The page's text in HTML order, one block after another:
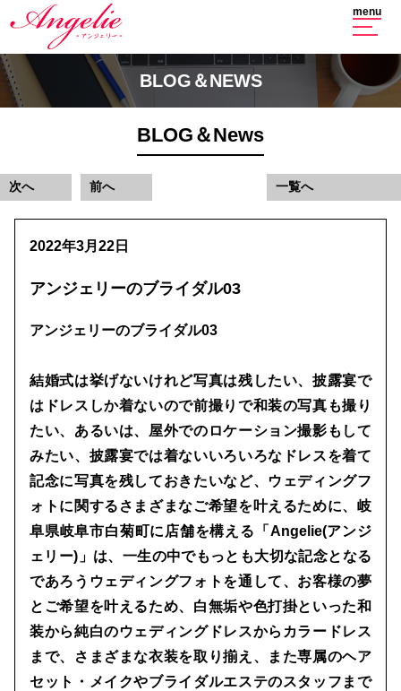
menu
BLOG＆NEWS
BLOG＆News
次へ 前へ 一覧へ
2022年3月22日
アンジェリーのブライダル03
アンジェリーのブライダル03
結婚式は挙げないけれど写真は残したい、披露宴で
はドレスしか着ないので前撮りで和装の写真も撮り
たい、あるいは、屋外でのロケーション撮影もして
みたい、披露宴では着ないいろいろなドレスを着て
記念に写真を残しておきたいなど、ウェディングフ
ォトに関するさまざまなご希望を叶えるために、岐
阜県岐阜市白菊町に店舗を構える「Angelie(アンジ
ェリー)」は、一生の中でもっとも大切な記念となる
であろうウェディングフォトを通して、お客様の夢
とご希望を叶えるため、白無垢や色打掛といった和
装から純白のウェディングドレスからカラードレス
まで、さまざまな衣装を取り揃え、また専属のヘア
セット・メイクやブライダルエステのスタッフまで